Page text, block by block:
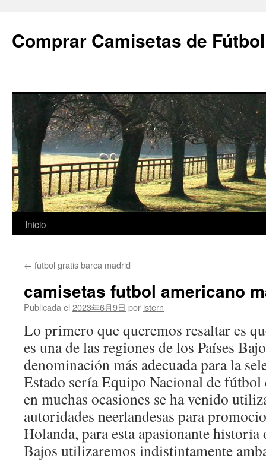
Comprar Camisetas de
Saltar
contenido
Inicio
← futbol gratis barca madrid
camisetas futbol americano
Publicada el 2023年6月9日 por istern
Lo primero que queremos resaltar es
es una de las regiones de los Países
denominación más adecuada para la
Estado sería Equipo Nacional de fútbol
en muchas ocasiones se ha venido
autoridades neerlandesas para
Holanda, para esta apasionante
Bajos utilizaremos indistintamente